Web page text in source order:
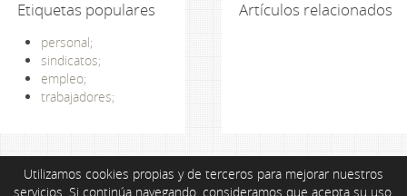
Etiquetas populares
personal;
sindicatos;
empleo;
trabajadores;
Artículos relacionados
Utilizamos cookies propias y de terceros para mejorar nuestros
servicios. Si continúa navegando, consideramos que acepta su uso.